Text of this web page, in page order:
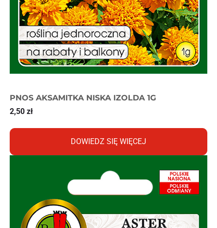
PNOS AKSAMITKA NISKA IZOLDA 1G
2,50 zł
DOWIEDZ SIĘ WIĘCEJ